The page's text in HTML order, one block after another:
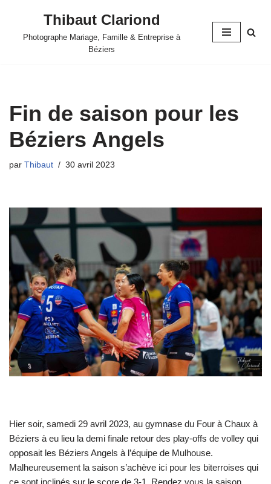
Aller
Thibaut Clariond
Photographe Mariage, Famille & Entreprise à
Béziers
Fin de saison pour les
Béziers Angels
par Thibaut 30 avril 2023
Hier soir, samedi 29 avril 2023, au gymnase du Four à Chaux à
Béziers à eu lieu la demi finale retour des play-offs de volley qui
opposait les Béziers Angels à l’équipe de Mulhouse.
Malheureusement la saison s’achève ici pour les biterroises qui
ce sont inclinés sur le score de 3-1. Rendez vous la saison